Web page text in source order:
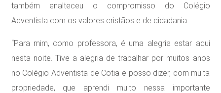
também enalteceu o compromisso do Colégio
Adventista com os valores cristãos e de cidadania.
“Para mim, como professora, é uma alegria estar aqui
nesta noite. Tive a alegria de trabalhar por muitos anos
no Colégio Adventista de Cotia e posso dizer, com muita
propriedade, que aprendi muito nessa importante